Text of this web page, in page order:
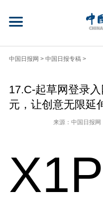
中国日报网 > 中国日报专稿 >
17.C-起草网登录
元，让创意无限延
来源：中国日报网